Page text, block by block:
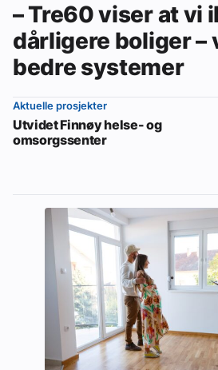
– Tre60 viser at vi
dårligere boliger –
bedre systemer
Aktuelle prosjekter
Utvidet Finnøy helse- og
omsorgssenter